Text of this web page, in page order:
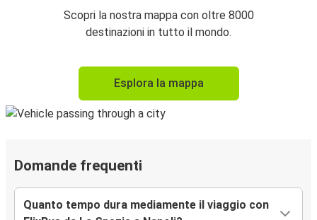
Scopri la nostra mappa con oltre 8000
destinazioni in tutto il mondo.
Esplora la mappa
Domande frequenti
Quanto tempo dura mediamente il viaggio con